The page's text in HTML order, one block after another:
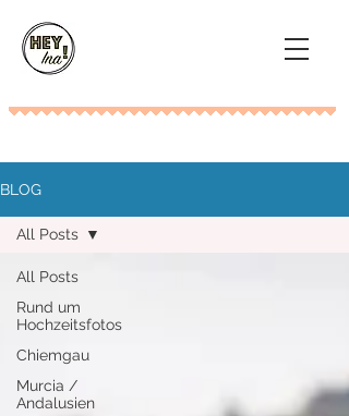
BLOG
All Posts
Rund um
Hochzeitsfotos
Chiemgau
Murcia /
Andalusien
All Posts